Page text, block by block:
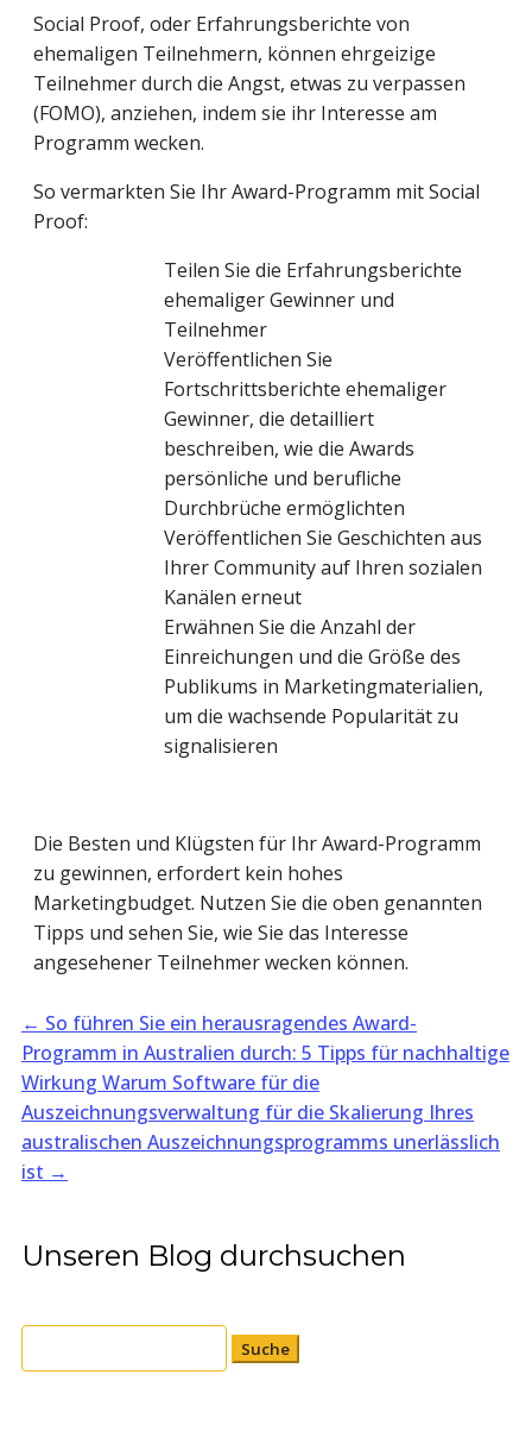
Social Proof, oder Erfahrungsberichte von
ehemaligen Teilnehmern, können ehrgeizige
Teilnehmer durch die Angst, etwas zu verpassen
(FOMO), anziehen, indem sie ihr Interesse am
Programm wecken.
So vermarkten Sie Ihr Award-Programm mit Social
Proof:
Teilen Sie die Erfahrungsberichte
ehemaliger Gewinner und
Teilnehmer
Veröffentlichen Sie
Fortschrittsberichte ehemaliger
Gewinner, die detailliert
beschreiben, wie die Awards
persönliche und berufliche
Durchbrüche ermöglichten
Veröffentlichen Sie Geschichten aus
Ihrer Community auf Ihren sozialen
Kanälen erneut
Erwähnen Sie die Anzahl der
Einreichungen und die Größe des
Publikums in Marketingmaterialien,
um die wachsende Popularität zu
signalisieren
Die Besten und Klügsten für Ihr Award-Programm
zu gewinnen, erfordert kein hohes
Marketingbudget. Nutzen Sie die oben genannten
Tipps und sehen Sie, wie Sie das Interesse
angesehener Teilnehmer wecken können.
← So führen Sie ein herausragendes Award-
Programm in Australien durch: 5 Tipps für nachhaltige
Wirkung Warum Software für die
Auszeichnungsverwaltung für die Skalierung Ihres
australischen Auszeichnungsprogramms unerlässlich
ist →
Unseren Blog durchsuchen
Suchen
nach: